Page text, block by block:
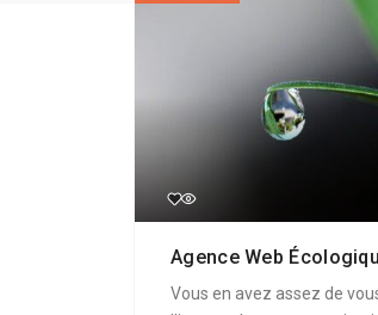
Agence Web
Vous en avez assez de